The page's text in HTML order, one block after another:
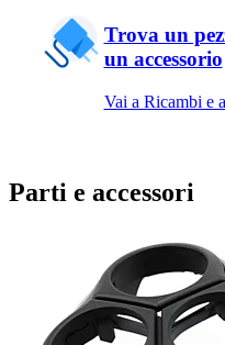
Trova un
un accessorio
Vai a Ricambi e
Parti e accessori